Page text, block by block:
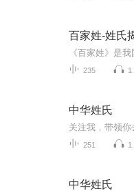
235
中华姓氏
251
中华姓氏